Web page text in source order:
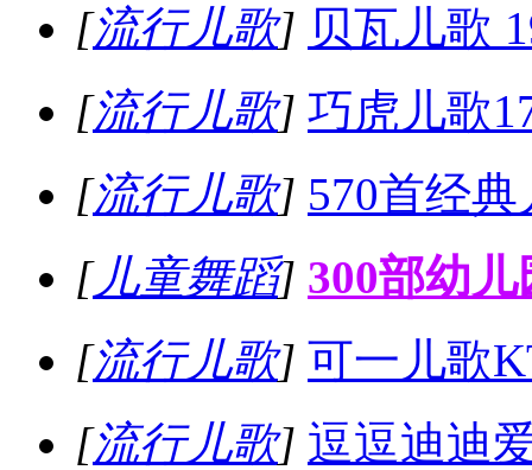
[流行儿歌] 贝瓦儿歌
[流行儿歌] 巧虎儿歌
[流行儿歌] 570首经
[儿童舞蹈] 300部幼
[流行儿歌] 可一儿歌
[流行儿歌] 逗逗迪迪